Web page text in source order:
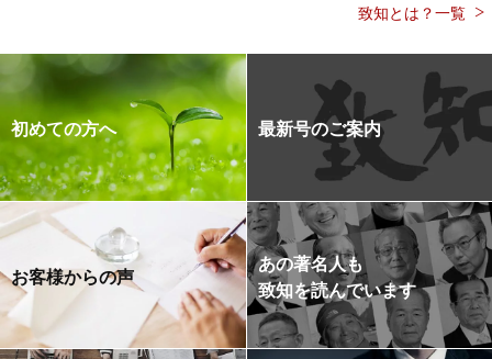
致知とは？一覧
初めての方へ 最新号のご案内
お客様からの声
あの著名人も
致知を読んでいます